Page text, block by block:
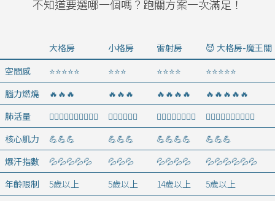
不知道要選哪一個嗎？跑關方案一次滿足！
大格房 小格房 雷射房
😈 大格房-魔王關
空間感
⭐️⭐️⭐️⭐️⭐️ ⭐️⭐️⭐️ ⭐️⭐️⭐️⭐️
⭐️⭐️⭐️⭐️⭐️
腦力燃燒
🔥🔥🔥 🔥🔥🔥 🔥🔥🔥🔥
🔥🔥🔥🔥🔥
肺活量
🏃‍♂️🏃‍♂️🏃‍♂️🏃‍♂️🏃‍♂️ 🏃‍♂️🏃‍♂️🏃‍♂️ 🏃‍♂️🏃‍♂️🏃‍♂️🏃‍♂️
🏃‍♂️🏃‍♂️🏃‍♂️🏃‍♂️🏃‍♂️
核心肌力
💪💪💪 💪💪💪 💪💪💪💪
💪💪💪
爆汗指數
💦💦💦💦💦 💦💦💦 💦💦💦💦
💦💦💦💦💦💦
年齡限制
5歲以上 5歲以上 14歲以上
5歲以上